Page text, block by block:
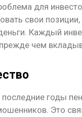
для
свои
Каждый
чем
годы
Это